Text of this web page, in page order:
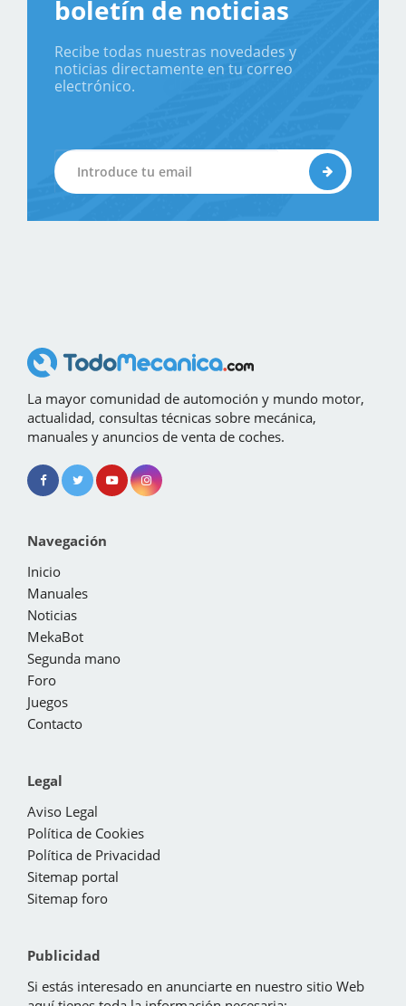
boletín de noticias
Recibe todas nuestras novedades y
noticias directamente en tu correo
electrónico.
La mayor comunidad de automoción y mundo motor,
actualidad, consultas técnicas sobre mecánica,
manuales y anuncios de venta de coches.
Navegación
Inicio
Manuales
Noticias
MekaBot
Segunda mano
Foro
Juegos
Contacto
Legal
Aviso Legal
Política de Cookies
Política de Privacidad
Sitemap portal
Sitemap foro
Publicidad
Si estás interesado en anunciarte en nuestro sitio Web